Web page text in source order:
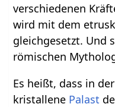
verschiedenen
wird mit dem
gleichgesetzt. Und
römischen
Es heißt, dass in
kristallene Palast